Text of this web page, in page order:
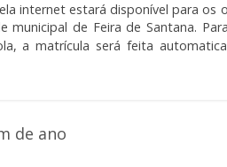
internet estará disponível para os
de Feira de Santana.
a matrícula será feita
de ano